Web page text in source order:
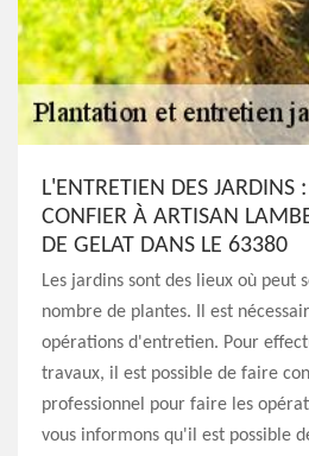
L'ENTRETIEN DES JARDINS
CONFIER À ARTISAN
DE GELAT DANS LE 63380
Les jardins sont des lieux où peut
nombre de plantes. Il est
opérations d'entretien. Pour
travaux, il est possible de faire
professionnel pour faire les
vous informons qu'il est possible